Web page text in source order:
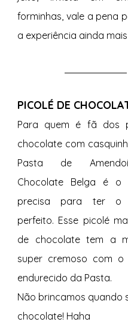
forminhas, vale a pena
a experiência ainda
PICOLÉ DE
Para quem é fã dos
chocolate com
Pasta de
Chocolate Belga é o
precisa para ter o
perfeito. Esse picolé
de chocolate tem a
super cremoso com o
endurecido da Pasta.
Não brincamos quando
chocolate! Haha